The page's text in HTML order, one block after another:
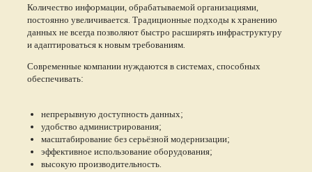
Количество информации, обрабатываемой организациями,
постоянно увеличивается. Традиционные подходы к хранению
данных не всегда позволяют быстро расширять инфраструктуру
и адаптироваться к новым требованиям.
Современные компании нуждаются в системах, способных
обеспечивать:
непрерывную доступность данных;
удобство администрирования;
масштабирование без серьёзной модернизации;
эффективное использование оборудования;
высокую производительность.